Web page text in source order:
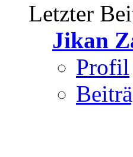
Letzter
Jikan
Profil